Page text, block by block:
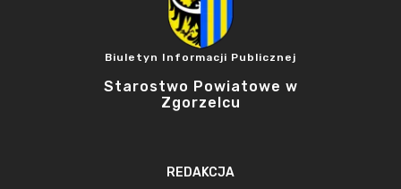
Biuletyn Informacji Publicznej
Starostwo Powiatowe w
Zgorzelcu
REDAKCJA